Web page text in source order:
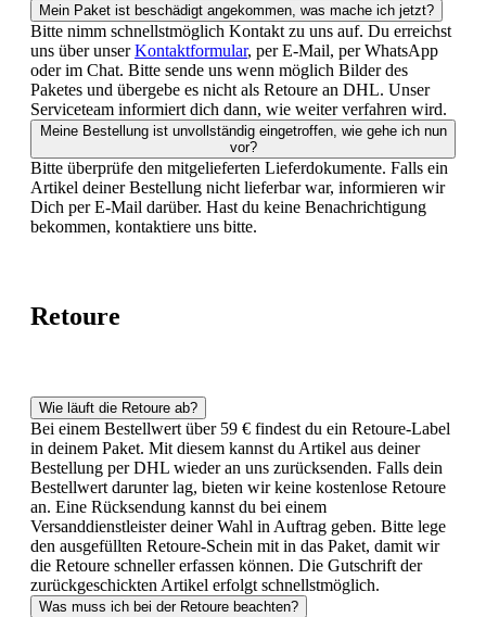
Mein Paket ist beschädigt angekommen, was mache ich jetzt?
Bitte nimm schnellstmöglich Kontakt zu uns auf. Du erreichst
uns über unserKontaktformular, per E-Mail, per WhatsApp
oder im Chat. Bitte sende uns wenn möglich Bilder des
Paketes und übergebe es nicht als Retoure an DHL. Unser
Serviceteam informiert dich dann, wie weiter verfahren wird.
Meine Bestellung ist unvollständig eingetroffen, wie gehe ich nun
vor?
Bitte überprüfe den mitgelieferten Lieferdokumente. Falls ein
Artikel deiner Bestellung nicht lieferbar war, informieren wir
Dich per E-Mail darüber. Hast du keine Benachrichtigung
bekommen, kontaktiere uns bitte.
Retoure
Wie läuft die Retoure ab?
Bei einem Bestellwert über 59 € findest du ein Retoure-Label
in deinem Paket. Mit diesem kannst du Artikel aus deiner
Bestellung per DHL wieder an uns zurücksenden. Falls dein
Bestellwert darunter lag, bieten wir keine kostenlose Retoure
an. Eine Rücksendung kannst du bei einem
Versanddienstleister deiner Wahl in Auftrag geben. Bitte lege
den ausgefüllten Retoure-Schein mit in das Paket, damit wir
die Retoure schneller erfassen können. Die Gutschrift der
zurückgeschickten Artikel erfolgt schnellstmöglich.
Was muss ich bei der Retoure beachten?